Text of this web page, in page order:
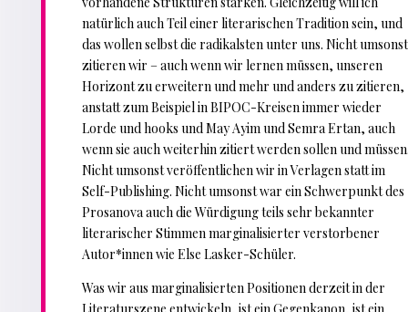
natürlich auch Teil einer literarischen Tradition sein, und
das wollen selbst die radikalsten unter uns. Nicht umsonst
zitieren wir – auch wenn wir lernen müssen, unseren
Horizont zu erweitern und mehr und anders zu zitieren,
anstatt zum Beispiel in BIPOC-Kreisen immer wieder
Lorde und hooks und May Ayim und Semra Ertan, auch
wenn sie auch weiterhin zitiert werden sollen und
Nicht umsonst veröffentlichen wir in Verlagen statt im
Self-Publishing. Nicht umsonst war ein Schwerpunkt des
Prosanova auch die Würdigung teils sehr bekannter
literarischer Stimmen marginalisierter verstorbener
Autor*innen wie Else Lasker-Schüler.
Was wir aus marginalisierten Positionen derzeit in der